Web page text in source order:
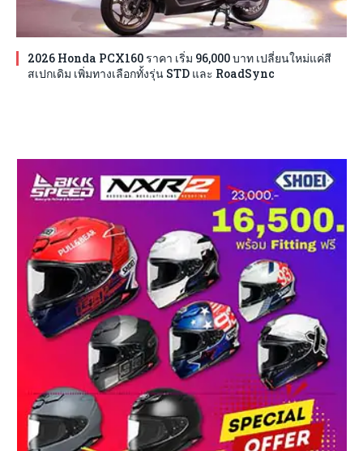
2026 Honda PCX160 ราคา เริ่ม 96,000 บาท เปลี่ยนใหม่แค่สี
สเปกเดิม เพิ่มทางเลือกทั้งรุ่น STD และ RoadSync